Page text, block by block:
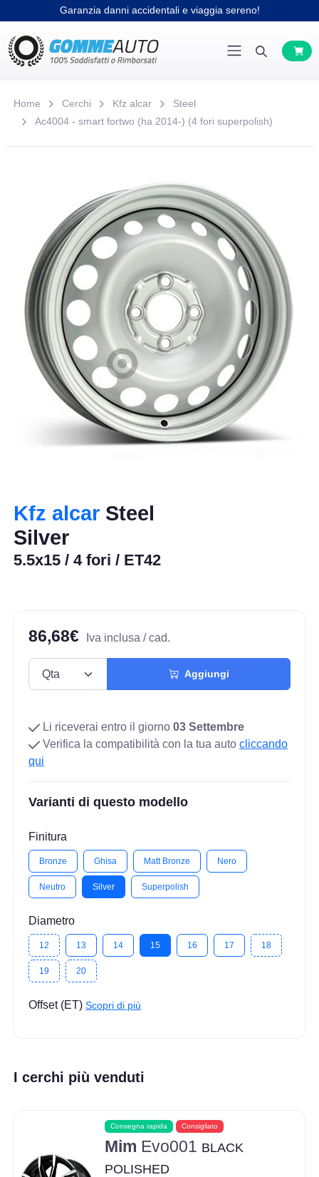
Garanzia danni accidentali e viaggia sereno!
Home Cerchi Kfz alcar
Steel
Ac4004 - smart fortwo (ha 2014-) (4 fori superpolish)
Kfz alcar Steel
Silver
5.5x15 / 4 fori / ET42
86,68€ Iva inclusa / cad.
Aggiungi
Li riceverai entro il giorno03 Settembre
Verifica la compatibilità con la tua autocliccando
qui
Varianti di questo modello
Finitura
Bronze Ghisa Matt Bronze Nero
Neutro Silver Superpolish
Diametro
12 13 14 15 16 17 18
19 20
Offset (ET)Scopri di più
I cerchi più venduti
Consegna rapida Consigliato
Mim Evo001 BLACK
POLISHED